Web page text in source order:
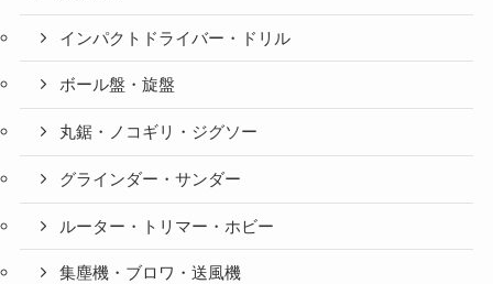
インパクトドライバー・ドリル
ボール盤・旋盤
丸鋸・ノコギリ・ジグソー
グラインダー・サンダー
ルーター・トリマー・ホビー
集塵機・ブロワ・送風機